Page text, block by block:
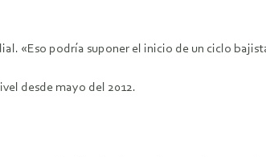
«Eso podría suponer el inicio de un ciclo
desde mayo del 2012.